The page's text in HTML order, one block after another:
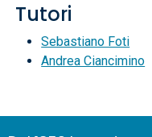
Tutori
Sebastiano Foti
Andrea Ciancimino